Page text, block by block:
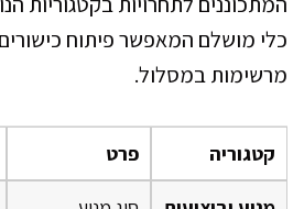
כלי מושלם המאפשר פיתוח
מרשימות במסלול.
קטגוריה פרט